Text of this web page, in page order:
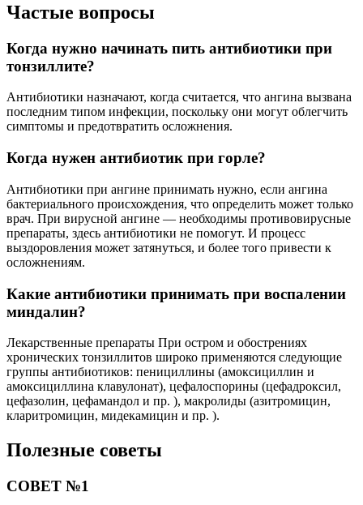
Частые вопросы
Когда нужно начинать пить антибиотики при
тонзиллите?
Антибиотики назначают, когда считается, что ангина вызвана
последним типом инфекции, поскольку они могут облегчить
симптомы и предотвратить осложнения.
Когда нужен антибиотик при горле?
Антибиотики при ангине принимать нужно, если ангина
бактериального происхождения, что определить может только
врач. При вирусной ангине — необходимы противовирусные
препараты, здесь антибиотики не помогут. И процесс
выздоровления может затянуться, и более того привести к
осложнениям.
Какие антибиотики принимать при воспалении
миндалин?
Лекарственные препараты При остром и обострениях
хронических тонзиллитов широко применяются следующие
группы антибиотиков: пенициллины (амоксициллин и
амоксициллина клавулонат), цефалоспорины (цефадроксил,
цефазолин, цефамандол и пр. ), макролиды (азитромицин,
кларитромицин, мидекамицин и пр. ).
Полезные советы
СОВЕТ №1